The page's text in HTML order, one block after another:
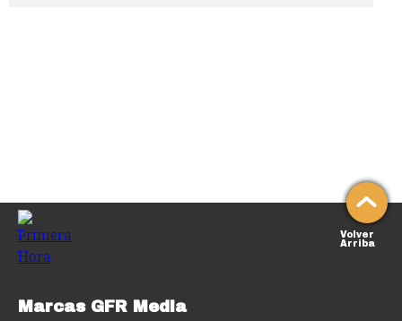
Volver
Arriba
Marcas GFR Media